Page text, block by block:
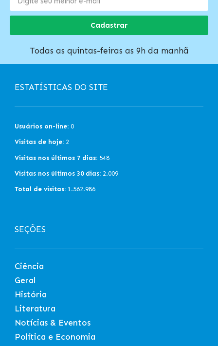
Cadastrar
Todas as quintas-feiras as 9h da manhã
ESTATÍSTICAS DO SITE
Usuários on-line: 0
Visitas de hoje: 2
Visitas nos últimos 7 dias: 548
Visitas nos últimos 30 dias: 2.009
Total de visitas: 1.562.986
SEÇÕES
Ciência
Geral
História
Literatura
Notícias & Eventos
Política e Economia